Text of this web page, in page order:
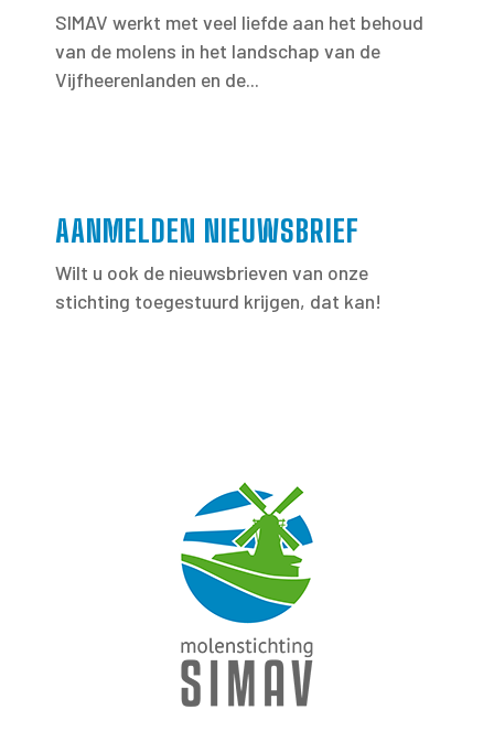
SIMAV werkt met veel liefde aan het behoud
van de molens in het landschap van de
Vijfheerenlanden en de...
AANMELDEN NIEUWSBRIEF
Wilt u ook de nieuwsbrieven van onze
stichting toegestuurd krijgen, dat kan!